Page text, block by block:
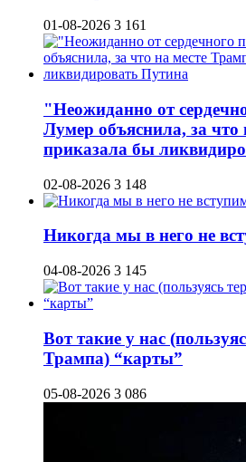
01-08-2026 3 161
"Неожиданно от
Лумер объяснила, за что
приказала бы
02-08-2026 3 148
Никогда мы в него не
04-08-2026 3 145
Вот такие у нас
Трампа) “карты”
05-08-2026 3 086